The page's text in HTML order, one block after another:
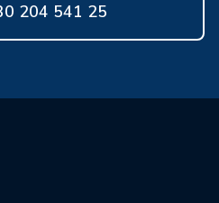
204 541 25